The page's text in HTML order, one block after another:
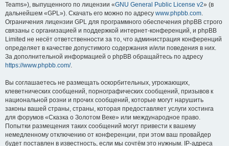
Teams»), выпущенного по лицензии «GNU General Public License v2» (в
дальнейшем «GPL»). Скачать его можно по адресу www.phpbb.com.
Ограничения лицензии GPL для программного обеспечения phpBB строго
связаны с организацией и поддержкой интернет-конференций, и phpBB
Limited не несёт ответственности за то, что администрация конференций
определяет в качестве допустимого содержания и/или поведения в них.
За дополнительной информацией о phpBB обращайтесь по адресу
https://www.phpbb.com/.
Вы соглашаетесь не размещать оскорбительных, угрожающих,
клеветнических сообщений, порнографических сообщений, призывов к
национальной розни и прочих сообщений, которые могут нарушить
законы вашей страны, страны, которая предоставляет услуги хостинга
для форумов «Сказка о Золотом Веке» или международное право.
Попытки размещения таких сообщений могут привести к вашему
немедленному отключению от конференции, при этом ваш провайдер
будет поставлен в известность, если мы сочтём это нужным. IP-адреса